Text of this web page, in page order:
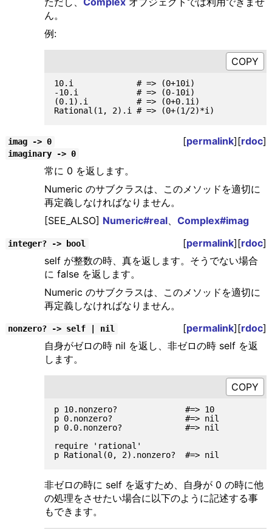
ん。
例:
10.i             # => (0+10i)
-10.i            # => (0-10i)
(0.1).i          # => (0+0.1i)
imag -> 0 [permalink][rdoc]
imaginary -> 0
常に 0 を返します。
Numeric のサブクラスは、このメソッドを適切に
再定義しなければなりません。
[SEE_ALSO] Numeric#real、 Complex#imag
integer? -> bool [permalink][rdoc]
self が整数の時、真を返します。そうでない場合
に false を返します。
Numeric のサブクラスは、このメソッドを適切に
再定義しなければなりません。
nonzero? -> self | nil [permalink][rdoc]
自身がゼロの時 nil を返し、非ゼロの時 self を返
します。
p 10.nonzero?              #=> 10
p 0.nonzero?               #=> nil
p 0.0.nonzero?             #=> nil
require 'rational'
非ゼロの時に self を返すため、自身が 0 の時に他
の処理をさせたい場合に以下のように記述する事
もできます。